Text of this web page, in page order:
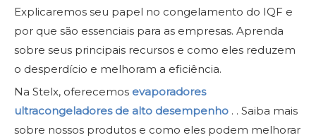
Explicaremos seu papel no congelamento do IQF e
por que são essenciais para as empresas. Aprenda
sobre seus principais recursos e como eles reduzem
o desperdício e melhoram a eficiência.
Na Stelx, oferecemos evaporadores
ultracongeladores de alto desempenho . . Saiba mais
sobre nossos produtos e como eles podem melhorar